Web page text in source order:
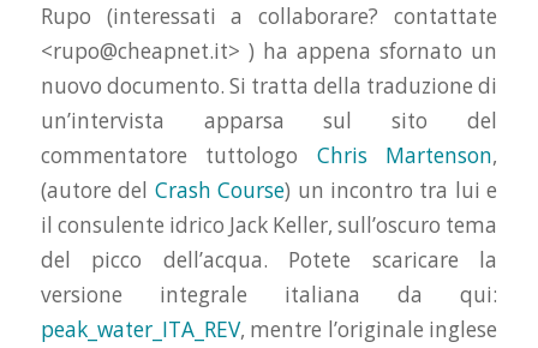
Rupo (interessati a collaborare? contattate
<rupo@cheapnet.it> ) ha appena sfornato un
nuovo documento. Si tratta della traduzione di
un’intervista apparsa sul sito del
commentatore tuttologo Chris Martenson,
(autore del Crash Course) un incontro tra lui e
il consulente idrico Jack Keller, sull’oscuro tema
del picco dell’acqua. Potete scaricare la
versione integrale italiana da qui:
peak_water_ITA_REV, mentre l’originale inglese